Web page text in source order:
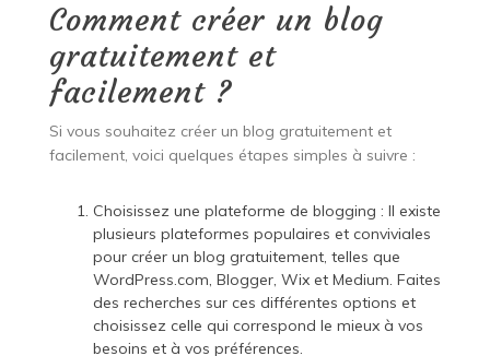
Comment créer un blog
gratuitement et
facilement ?
Si vous souhaitez créer un blog gratuitement et
facilement, voici quelques étapes simples à suivre :
Choisissez une plateforme de blogging : Il existe
plusieurs plateformes populaires et conviviales
pour créer un blog gratuitement, telles que
WordPress.com, Blogger, Wix et Medium. Faites
des recherches sur ces différentes options et
choisissez celle qui correspond le mieux à vos
besoins et à vos préférences.